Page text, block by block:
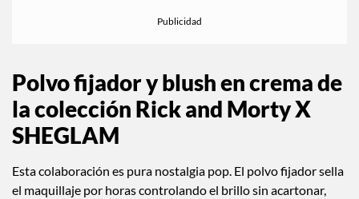
Polvo fijador y blush en crema de
la colección Rick and Morty X
SHEGLAM
Esta colaboración es pura nostalgia pop. El polvo fijador sella
el maquillaje por horas controlando el brillo sin acartonar,